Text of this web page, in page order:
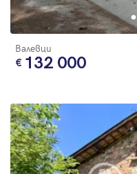
Валевци
132 000